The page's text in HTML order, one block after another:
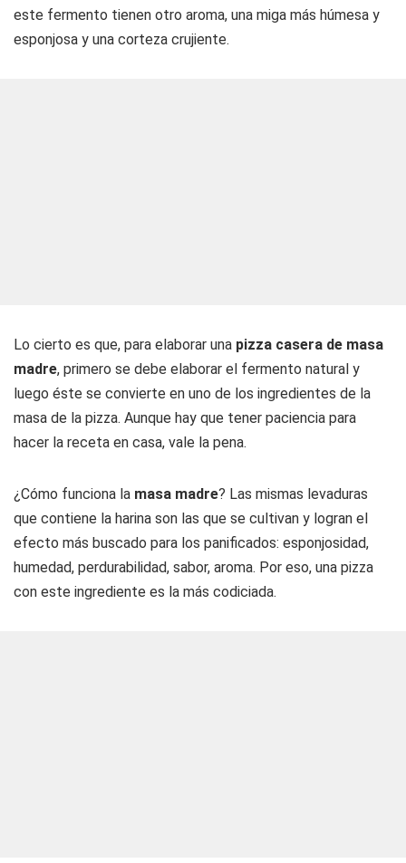
este fermento tienen otro aroma, una miga más húmesa y
esponjosa y una corteza crujiente.
Lo cierto es que, para elaborar una pizza casera de masa
madre, primero se debe elaborar el fermento natural y
luego éste se convierte en uno de los ingredientes de la
masa de la pizza. Aunque hay que tener paciencia para
hacer la receta en casa, vale la pena.
¿Cómo funciona la masa madre? Las mismas levaduras
que contiene la harina son las que se cultivan y logran el
efecto más buscado para los panificados: esponjosidad,
humedad, perdurabilidad, sabor, aroma. Por eso, una pizza
con este ingrediente es la más codiciada.